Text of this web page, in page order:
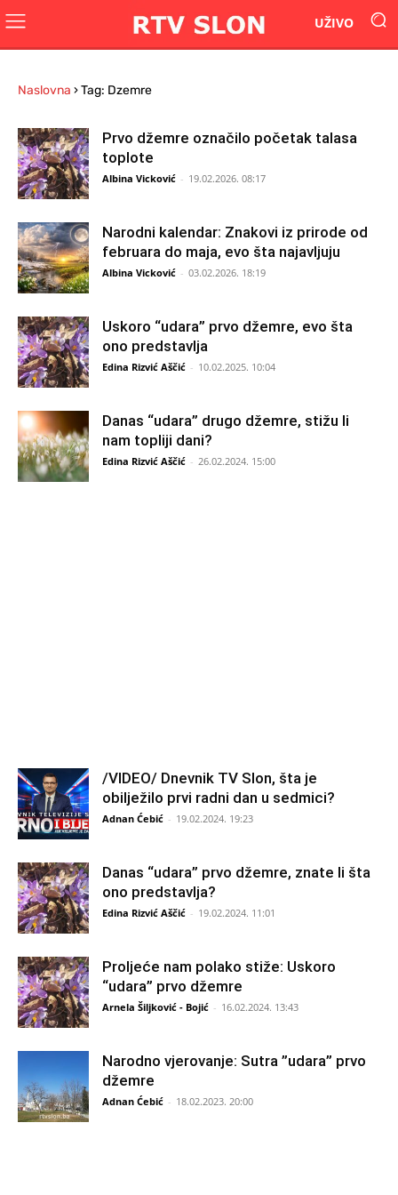
UŽIVO
Naslovna ›Tag: Dzemre
Prvo džemre označilo početak talasa
toplote
Albina Vicković - 19.02.2026. 08:17
Narodni kalendar: Znakovi iz prirode od
februara do maja, evo šta najavljuju
Albina Vicković - 03.02.2026. 18:19
Uskoro “udara” prvo džemre, evo šta
ono predstavlja
Edina Rizvić Aščić - 10.02.2025. 10:04
Danas “udara” drugo džemre, stižu li
nam topliji dani?
Edina Rizvić Aščić - 26.02.2024. 15:00
/VIDEO/ Dnevnik TV Slon, šta je
obilježilo prvi radni dan u sedmici?
Adnan Ćebić - 19.02.2024. 19:23
Danas “udara” prvo džemre, znate li šta
ono predstavlja?
Edina Rizvić Aščić - 19.02.2024. 11:01
Proljeće nam polako stiže: Uskoro
“udara” prvo džemre
Arnela Šiljković - Bojić - 16.02.2024. 13:43
Narodno vjerovanje: Sutra ”udara” prvo
džemre
Adnan Ćebić - 18.02.2023. 20:00